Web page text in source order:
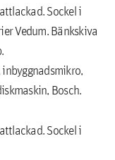
Sockel i
Vedum. Bänkskiva
Bosch.
Sockel i